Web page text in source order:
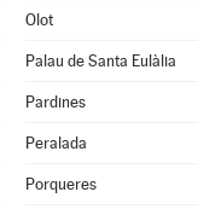
Olot
Palau de Santa Eulàlia
Pardines
Peralada
Porqueres